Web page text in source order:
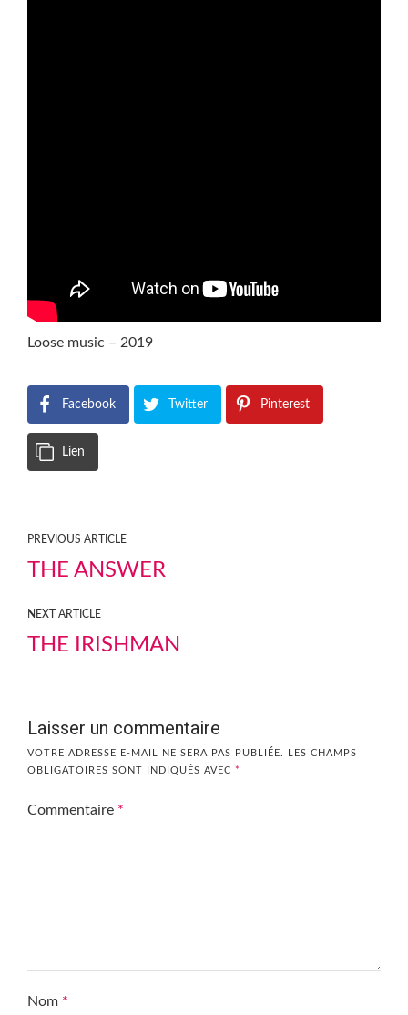
Loose music – 2019
Facebook Twitter Pinterest
Lien
PREVIOUS ARTICLE
THE ANSWER
NEXT ARTICLE
THE IRISHMAN
Laisser un commentaire
VOTRE ADRESSE E-MAIL NE SERA PAS PUBLIÉE.
LES CHAMPS
OBLIGATOIRES SONT INDIQUÉS AVEC *
Commentaire *
Nom *